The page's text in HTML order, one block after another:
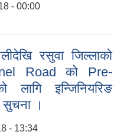
- 00:00
रसुवा जिल्लाको
Road को Pre-
इन्जिनियरिङ
सुचना ।
- 13:34